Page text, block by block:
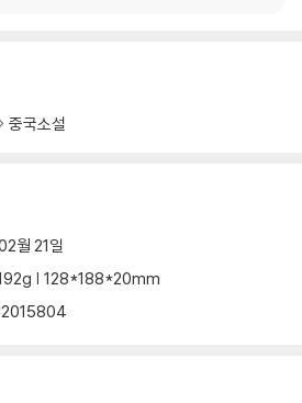
중국소설
월 21일
| 128*188*20mm